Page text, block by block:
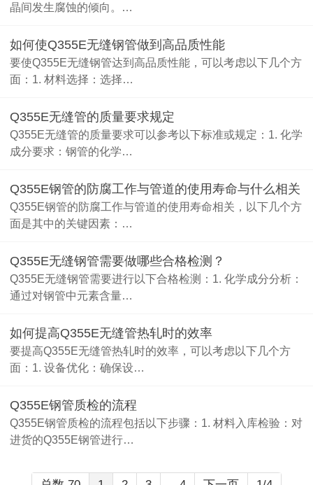
晶间发生腐蚀的倾向。…
如何使Q355E无缝钢管做到高品质性能
要使Q355E无缝钢管达到高品质性能，可以考虑以下几个方
面：1. 材料选择：选择…
Q355E无缝管的质量要求规定
Q355E无缝管的质量要求可以参考以下标准或规定：1. 化学
成分要求：钢管的化学…
Q355E钢管的防腐工作与管道的使用寿命与什么相关
Q355E钢管的防腐工作与管道的使用寿命相关，以下几个方
面是其中的关键因素：…
Q355E无缝钢管需要做哪些合格检测？
Q355E无缝钢管需要进行以下合格检测：1. 化学成分分析：
通过对钢管中元素含量…
如何提高Q355E无缝管热轧时的效率
要提高Q355E无缝管热轧时的效率，可以考虑以下几个方
面：1. 设备优化：确保设…
Q355E钢管质检的流程
Q355E钢管质检的流程包括以下步骤：1. 材料入库检验：对
进货的Q355E钢管进行…